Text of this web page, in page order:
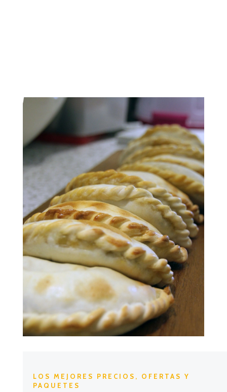
LOS MEJORES PRECIOS, OFERTAS Y
PAQUETES